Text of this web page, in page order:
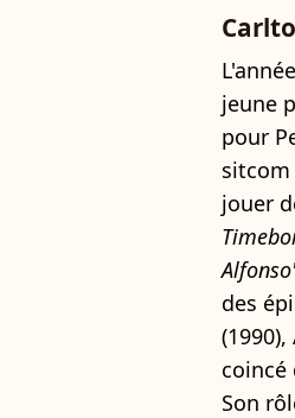
jeune
pour
sitcom
jouer
des
coincé
Son